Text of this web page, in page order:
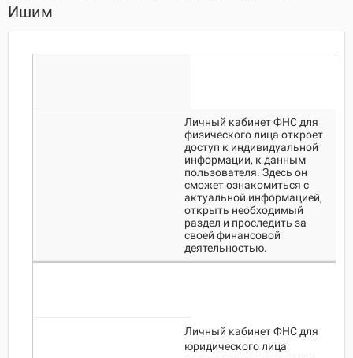
Ишим
Личный кабинет ФНС для
физического лица откроет
доступ к индивидуальной
информации, к данным
пользователя. Здесь он
сможет ознакомиться с
актуальной информацией,
открыть необходимый
раздел и проследить за
своей финансовой
деятельностью.
Личный кабинет ФНС для
юридического лица